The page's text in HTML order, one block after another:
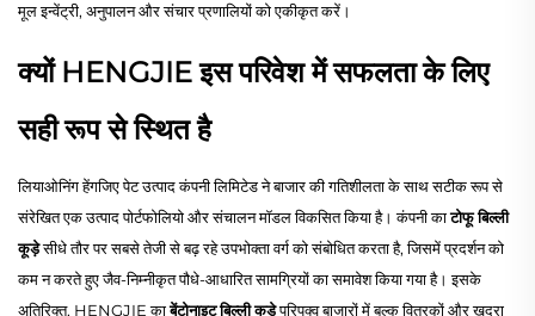
मूल इन्वेंट्री, अनुपालन और संचार प्रणालियों को एकीकृत करें।
क्यों HENGJIE इस परिवेश में सफलता के लिए
सही रूप से स्थित है
लियाओनिंग हेंगजिए पेट उत्पाद कंपनी लिमिटेड ने बाजार की गतिशीलता के साथ सटीक रूप से
संरेखित एक उत्पाद पोर्टफोलियो और संचालन मॉडल विकसित किया है। कंपनी काटोफू बिल्ली
कूड़ेसीधे तौर पर सबसे तेजी से बढ़ रहे उपभोक्ता वर्ग को संबोधित करता है, जिसमें प्रदर्शन को
कम न करते हुए जैव-निम्नीकृत पौधे-आधारित सामग्रियों का समावेश किया गया है। इसके
अतिरिक्त, HENGJIE काबेंटोनाइट बिल्ली कूड़ेपरिपक्व बाजारों में बल्क वितरकों और खुदरा